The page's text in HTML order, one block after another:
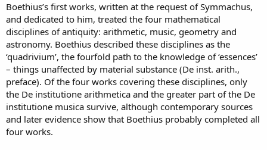
Boethius’s first works, written at the request of Symmachus,
and dedicated to him, treated the four mathematical
disciplines of antiquity: arithmetic, music, geometry and
astronomy. Boethius described these disciplines as the
‘quadrivium’, the fourfold path to the knowledge of ‘essences’
– things unaffected by material substance (De inst. arith.,
preface). Of the four works covering these disciplines, only
the De institutione arithmetica and the greater part of the De
institutione musica survive, although contemporary sources
and later evidence show that Boethius probably completed all
four works.